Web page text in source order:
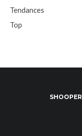
Tendances
Top
SHOOPER